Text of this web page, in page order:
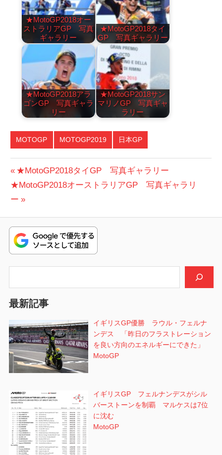
★MotoGP2018オー
ストラリアGP 写真
ギャラリー
★MotoGP2018タイ
GP 写真ギャラリー
★MotoGP2018アラ
ゴンGP 写真ギャラ
リー
★MotoGP2018サン
マリノGP 写真ギャ
ラリー
MOTOGP MOTOGP2019 日本GP
投
稿
ビ
ゲ
ー
シ
ョ
ン
前
の
投
★MotoGP2018タイGP 写真ギャラリー
次
の
稿:
★MotoGP2018オーストラリアGP 写真ギャラリ
ー
最新記事
イギリスGP優勝 ラウル・フェルナ
ンデス 「昨日のフラストレーション
を良い方向のエネルギーにできた」
MotoGP
イギリスGP フェルナンデスがシル
バーストーンを制覇 マルケスは7位
に沈む
MotoGP